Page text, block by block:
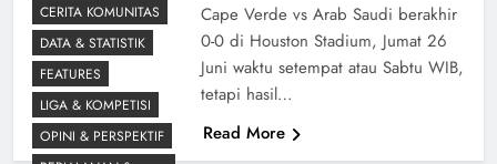
Cape Verde vs Arab Saudi berakhir
0-0 di Houston Stadium, Jumat 26
Juni waktu setempat atau Sabtu WIB,
tetapi hasil…
Read More
CERITA KOMUNITAS
DATA & STATISTIK
FEATURES
LIGA & KOMPETISI
OPINI & PERSPEKTIF